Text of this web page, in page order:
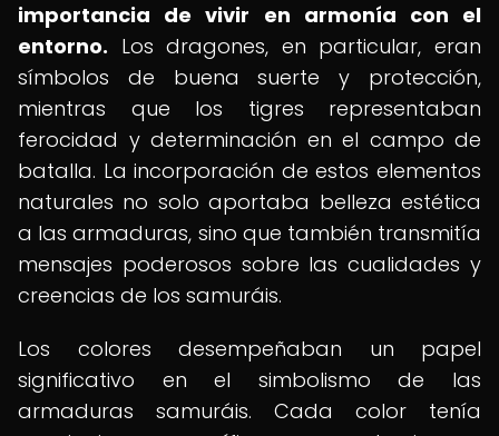
importancia de vivir en armonía con el
entorno. Los dragones, en particular, eran
símbolos de buena suerte y protección,
mientras que los tigres representaban
ferocidad y determinación en el campo de
batalla. La incorporación de estos elementos
naturales no solo aportaba belleza estética
a las armaduras, sino que también transmitía
mensajes poderosos sobre las cualidades y
creencias de los samuráis.
Los colores desempeñaban un papel
significativo en el simbolismo de las
armaduras samuráis. Cada color tenía